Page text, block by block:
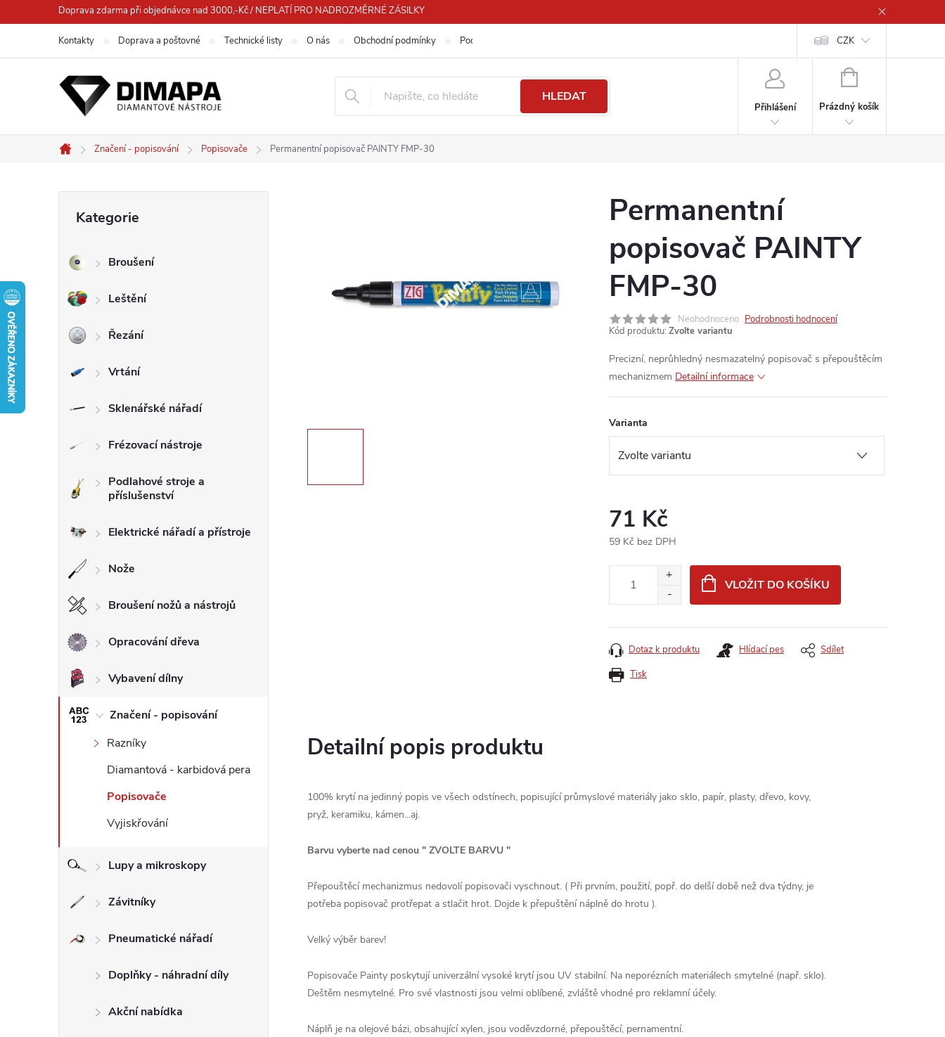
na
Doprava zdarma při objednávce nad 3000,-Kč / NEPLATÍ PRO NADROZMĚRNÉ ZÁSILKY
Kontakty Doprava a poštovné Technické listy O nás Obchodní podmínky Podmínky ochrany osobních údajů CZK
HLEDAT
Přihlášení
NÁKUPNÍ
Prázdný košík
Domů
Značení - popisování Popisovače Permanentní popisovač PAINTY FMP-30
s
a
n
n
p
n
e
kategorie
Kategorie
Broušení
Leštění
Řezání
Vrtání
Sklenářské nářadí
Frézovací nástroje
Podlahové stroje a
příslušenství
Elektrické nářadí a přístroje
Nože
Broušení nožů a nástrojů
Opracování dřeva
Vybavení dílny
Značení - popisování
Razníky
Diamantová - karbidová pera
Popisovače
Vyjiskřování
Lupy a mikroskopy
Závitníky
Pneumatické nářadí
Doplňky - náhradní díly
Akční nabídka
Permanentní
popisovač PAINTY
FMP-30
Neohodnoceno Podrobnosti hodnocení
Kód produktu: Zvolte variantu
Precizní, neprůhledný nesmazatelný popisovač s přepouštěcím
mechanizmem Detailní informace
Varianta
71 Kč
59 Kč bez DPH
VLOŽIT DO KOŠÍKU
Tisk
Dotaz k produktu Hlídací pes Sdílet
Detailní popis produktu
100% krytí na jedinný popis ve všech odstínech, popisující průmyslové materiály jako sklo, papír, plasty, dřevo, kovy,
pryž, keramiku, kámen...aj.
Barvu vyberte nad cenou " ZVOLTE BARVU "
Přepouštěcí mechanizmus nedovolí popisovači vyschnout. ( Při prvním, použití, popř. do delší době než dva týdny, je
potřeba popisovač protřepat a stlačit hrot. Dojde k přepuštění náplně do hrotu ).
Velký výběr barev!
Popisovače Painty poskytují univerzální vysoké krytí jsou UV stabilní. Na neporézních materiálech smytelné (např. sklo).
Deštěm nesmytelné. Pro své vlastnosti jsou velmi oblíbené, zvláště vhodné pro reklamní účely.
Náplň je na olejové bázi, obsahující xylen, jsou voděvzdorné, přepouštěcí, pernamentní.